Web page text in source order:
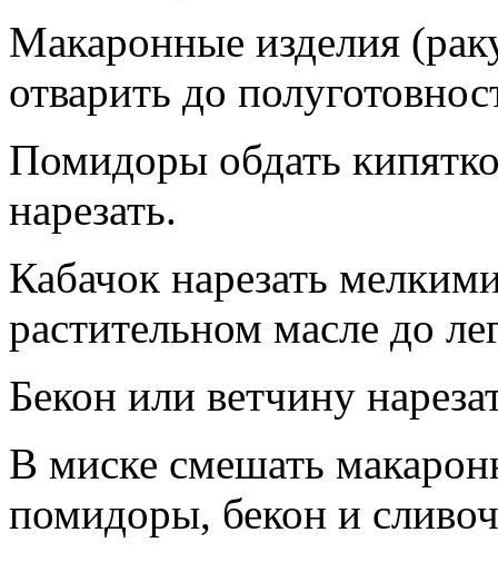
Макаронные изделия
отварить до
Помидоры обдать
нарезать.
Кабачок нарезать
растительном масле до
Бекон или ветчину
В миске смешать
помидоры, бекон и